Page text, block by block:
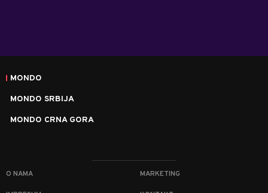
MONDO
MONDO SRBIJA
MONDO CRNA GORA
O NAMA MARKETING